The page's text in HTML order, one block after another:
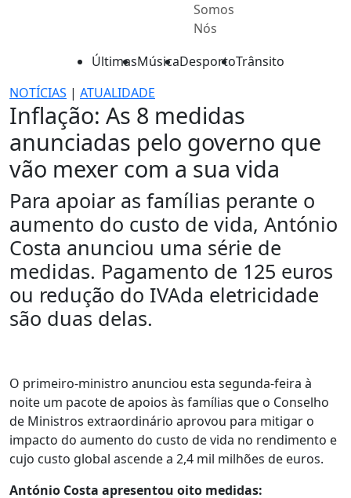
Somos
Nós
ÚltimasMúsicaDesportoTrânsito
NOTÍCIAS | ATUALIDADE
Inflação: As 8 medidas
anunciadas pelo governo que
vão mexer com a sua vida
Para apoiar as famílias perante o
aumento do custo de vida, António
Costa anunciou uma série de
medidas. Pagamento de 125 euros
ou redução do IVAda eletricidade
são duas delas.
O primeiro-ministro anunciou esta segunda-feira à
noite um pacote de apoios às famílias que o Conselho
de Ministros extraordinário aprovou para mitigar o
impacto do aumento do custo de vida no rendimento e
cujo custo global ascende a 2,4 mil milhões de euros.
António Costa apresentou oito medidas: